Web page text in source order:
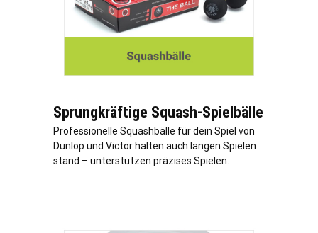
Sprungkräftige Squash-Spielbälle
Professionelle Squashbälle für dein Spiel von
Dunlop und Victor halten auch langen Spielen
stand – unterstützen präzises Spielen.